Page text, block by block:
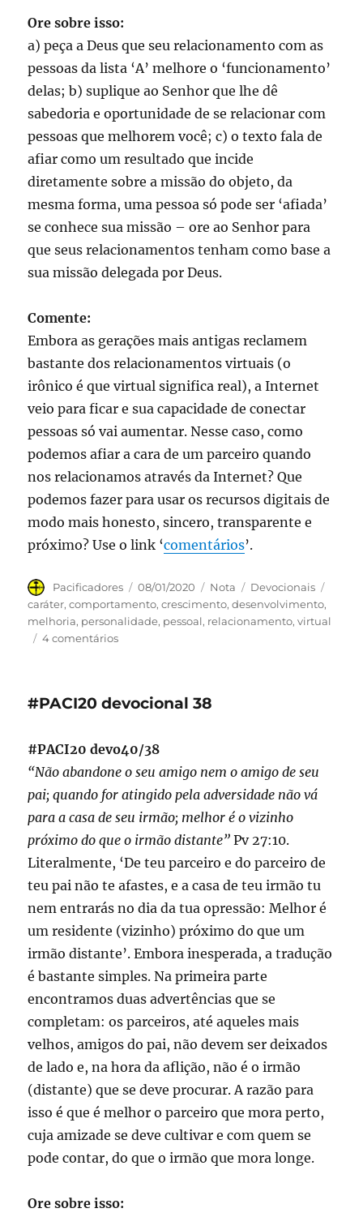
Ore sobre isso:
a) peça a Deus que seu relacionamento com as
pessoas da lista ‘A’ melhore o ‘funcionamento’
delas; b) suplique ao Senhor que lhe dê
sabedoria e oportunidade de se relacionar com
pessoas que melhorem você; c) o texto fala de
afiar como um resultado que incide
diretamente sobre a missão do objeto, da
mesma forma, uma pessoa só pode ser ‘afiada’
se conhece sua missão – ore ao Senhor para
que seus relacionamentos tenham como base a
sua missão delegada por Deus.
Comente:
Embora as gerações mais antigas reclamem
bastante dos relacionamentos virtuais (o
irônico é que virtual significa real), a Internet
veio para ficar e sua capacidade de conectar
pessoas só vai aumentar. Nesse caso, como
podemos afiar a cara de um parceiro quando
nos relacionamos através da Internet? Que
podemos fazer para usar os recursos digitais de
modo mais honesto, sincero, transparente e
próximo? Use o link ‘comentários’.
Autor
Pacificadores
Publicado
em
08/01/2020 Formato
Nota Categorias
Devocionais
caráter,comportamento,crescimento,desenvolvimento,
melhoria, personalidade, pessoal, relacionamento,virtual
4 comentáriosem
#PACI20 devocional 38
#PACI20 devo40/38
“Não abandone o seu amigo nem o amigo de seu
pai; quando for atingido pela adversidade não vá
para a casa de seu irmão; melhor é o vizinho
próximo do que o irmão distante” Pv 27:10.
Literalmente, ‘De teu parceiro e do parceiro de
teu pai não te afastes, e a casa de teu irmão tu
nem entrarás no dia da tua opressão: Melhor é
um residente (vizinho) próximo do que um
irmão distante’. Embora inesperada, a tradução
é bastante simples. Na primeira parte
encontramos duas advertências que se
completam: os parceiros, até aqueles mais
velhos, amigos do pai, não devem ser deixados
de lado e, na hora da aflição, não é o irmão
(distante) que se deve procurar. A razão para
isso é que é melhor o parceiro que mora perto,
cuja amizade se deve cultivar e com quem se
pode contar, do que o irmão que mora longe.
Ore sobre isso: